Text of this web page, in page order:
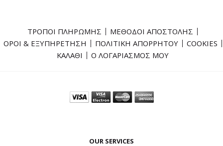
ΤΡΟΠΟΙ ΠΛΗΡΩΜΗΣ
ΜΕΘΟΔΟΙ ΑΠΟΣΤΟΛΗΣ
ΟΡΟΙ & ΕΞΥΠΗΡΕΤΗΣΗ
ΠΟΛΙΤΙΚΗ ΑΠΟΡΡΗΤΟΥ
COOKIES
ΚΑΛΑΘΙ
Ο ΛΟΓΑΡΙΑΣΜΟΣ ΜΟΥ
OUR SERVICES